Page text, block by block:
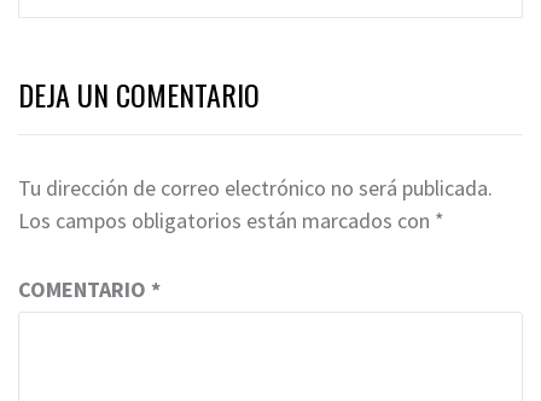
DEJA UN COMENTARIO
Tu dirección de correo electrónico no será publicada.
Los campos obligatorios están marcados con *
COMENTARIO *